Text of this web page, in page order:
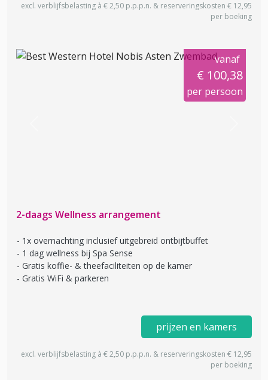
excl. verblijfsbelasting à € 2,50 p.p.p.n. & reserveringskosten € 12,95
per boeking
vanaf
€ 100,38
per persoon
2-daags Wellness arrangement
1x overnachting inclusief uitgebreid ontbijtbuffet
1 dag wellness bij Spa Sense
Gratis koffie- & theefaciliteiten op de kamer
Gratis WiFi & parkeren
prijzen en kamers
excl. verblijfsbelasting à € 2,50 p.p.p.n. & reserveringskosten € 12,95
per boeking